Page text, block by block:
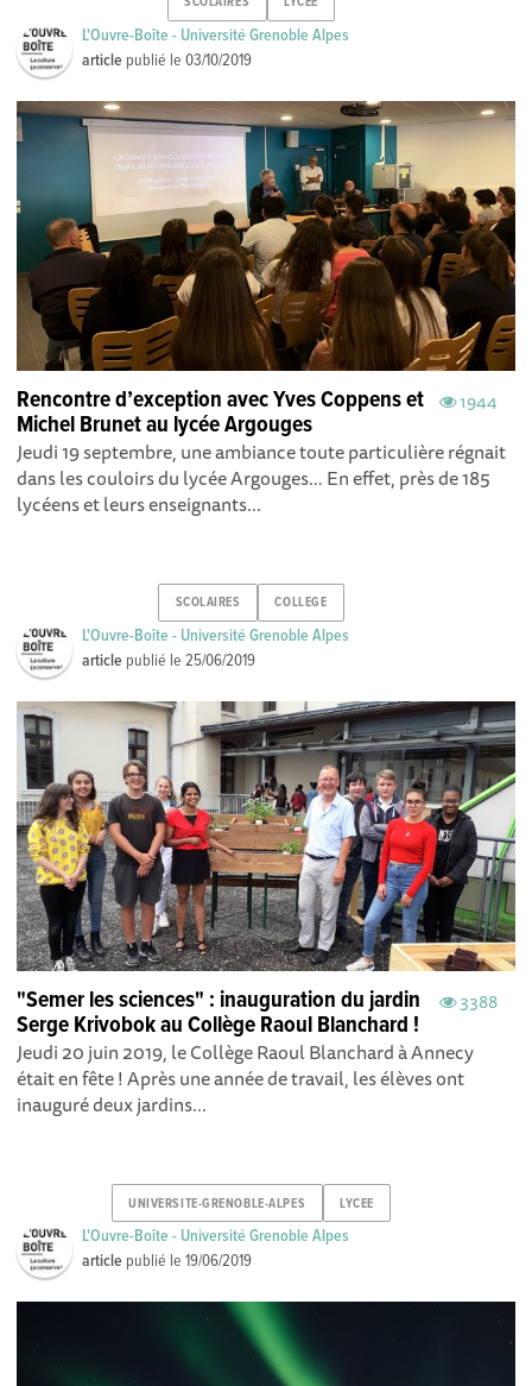
L'Ouvre-Boîte - Université Grenoble Alpes
article publié le03/10/2019
1944
Rencontre d’exception avec Yves Coppens et
Michel Brunet au lycée Argouges
Jeudi 19 septembre, une ambiance toute particulière régnait
dans les couloirs du lycée Argouges… En effet, près de 185
lycéens et leurs enseignants...
SCOLAIRES COLLEGE
L'Ouvre-Boîte - Université Grenoble Alpes
article publié le25/06/2019
3388
"Semer les sciences" : inauguration du jardin
Serge Krivobok au Collège Raoul Blanchard !
Jeudi 20 juin 2019, le Collège Raoul Blanchard à Annecy
était en fête ! Après une année de travail, les élèves ont
inauguré deux jardins...
UNIVERSITE-GRENOBLE-ALPES LYCEE
L'Ouvre-Boîte - Université Grenoble Alpes
article publié le19/06/2019